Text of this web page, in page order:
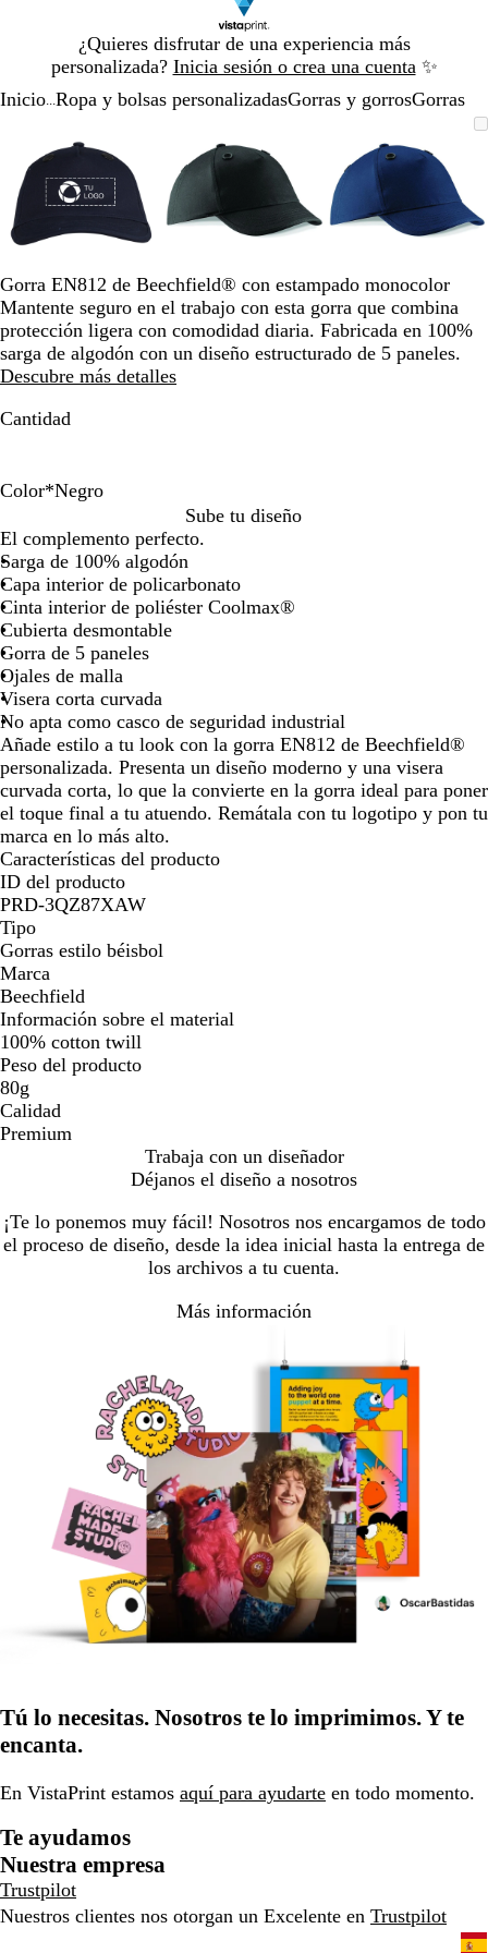
¿Quieres disfrutar de una experiencia más
personalizada? Inicia sesión o crea una cuenta ✨
1
Inicio Ropa y bolsas personalizadasGorras y gorrosGorras
ampliable
hasta
mínimo
clic
expandir
las
teclas
de
más
y
para
ampliar
y
alejar
y
por
imagen
ampliable
hasta
mínimo
clic
para
expandir
las
teclas
más
y
para
ampliar
y
alejar
la
ampliable
Acercado
hasta
mínimo
clic
para
expandir
las
teclas
más
y
para
ampliar
y
alejar
Gorra EN812 de Beechfield® con estampado monocolor
Mantente seguro en el trabajo con esta gorra que combina
protección ligera con comodidad diaria. Fabricada en 100%
sarga de algodón con un diseño estructurado de 5 paneles.
Descubre más detalles
Cantidad
Color*Negro
z
u
l
f
r
a
n
c
é
s
e
g
r
o
Sube tu diseño
El complemento perfecto.
Sarga de 100% algodón
Capa interior de policarbonato
Cinta interior de poliéster Coolmax®
Cubierta desmontable
Gorra de 5 paneles
Ojales de malla
Visera corta curvada
No apta como casco de seguridad industrial
Añade estilo a tu look con la gorra EN812 de Beechfield®
personalizada. Presenta un diseño moderno y una visera
curvada corta, lo que la convierte en la gorra ideal para poner
el toque final a tu atuendo. Remátala con tu logotipo y pon tu
marca en lo más alto.
Características del producto
ID del producto
PRD-3QZ87XAW
Tipo
Gorras estilo béisbol
Marca
Beechfield
Información sobre el material
100% cotton twill
Peso del producto
80g
Calidad
Premium
Trabaja con un diseñador
Déjanos el diseño a nosotros
¡Te lo ponemos muy fácil! Nosotros nos encargamos de todo
el proceso de diseño, desde la idea inicial hasta la entrega de
los archivos a tu cuenta.
Más información
Tú lo necesitas. Nosotros te lo imprimimos. Y te
encanta.
En VistaPrint estamos aquí para ayudarte en todo momento.
Te ayudamos
Nuestra empresa
Trustpilot
Nuestros clientes nos otorgan un Excelente en Trustpilot